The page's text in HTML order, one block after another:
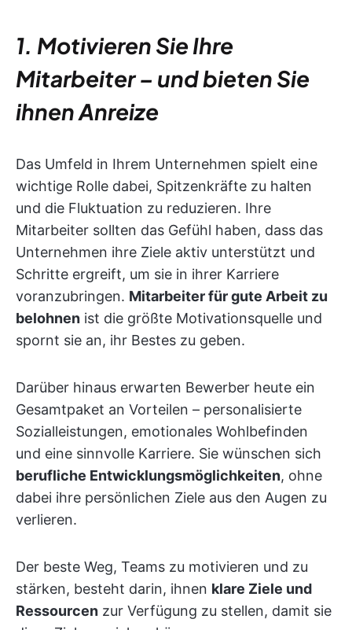
1. Motivieren Sie Ihre
Mitarbeiter – und bieten Sie
ihnen Anreize
Das Umfeld in Ihrem Unternehmen spielt eine
wichtige Rolle dabei, Spitzenkräfte zu halten
und die Fluktuation zu reduzieren. Ihre
Mitarbeiter sollten das Gefühl haben, dass das
Unternehmen ihre Ziele aktiv unterstützt und
Schritte ergreift, um sie in ihrer Karriere
voranzubringen. Mitarbeiter für gute Arbeit zu
belohnen ist die größte Motivationsquelle und
spornt sie an, ihr Bestes zu geben.
Darüber hinaus erwarten Bewerber heute ein
Gesamtpaket an Vorteilen – personalisierte
Sozialleistungen, emotionales Wohlbefinden
und eine sinnvolle Karriere. Sie wünschen sich
berufliche Entwicklungsmöglichkeiten, ohne
dabei ihre persönlichen Ziele aus den Augen zu
verlieren.
Der beste Weg, Teams zu motivieren und zu
stärken, besteht darin, ihnen klare Ziele und
Ressourcen zur Verfügung zu stellen, damit sie